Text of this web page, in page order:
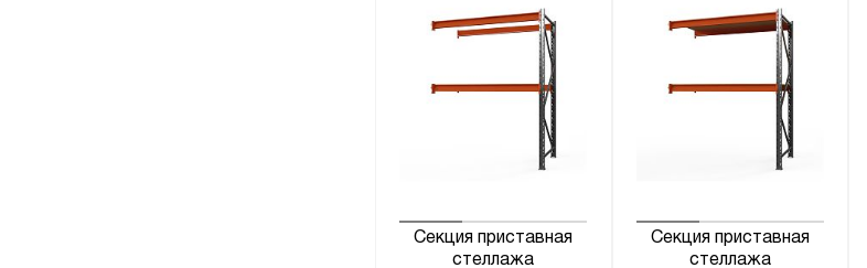
Секция приставная
стеллажа
Секция приставная
стеллажа